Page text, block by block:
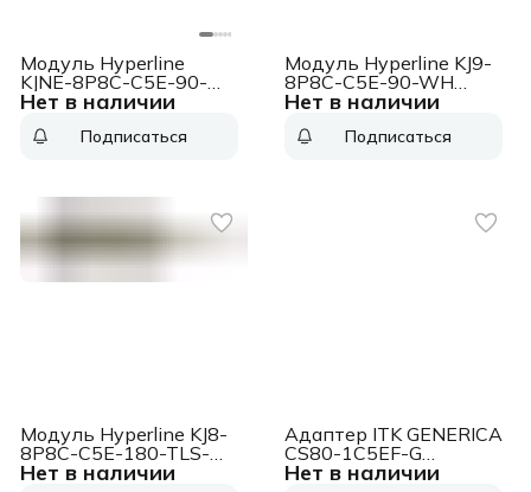
Нет в наличии
Модуль Hyperline
KJNE-8P8C-C5E-90-
WH информ.
UTP бел. (упак.:1шт)
Подписаться
Нет в наличии
Модуль Hyperline KJ9-
8P8C-C5E-90-WH
информ. KeystoneRJ45
(упак.:1шт)Подписаться
Нет в наличии
Модуль Hyperline KJ8-
8P8C-C5E-180-TLS-
SH-F-WH информ.
Нет в наличии
Адаптер ITK GENERICA
CS80-1C5EF-G
проходн.RJ45 1 кат.5E